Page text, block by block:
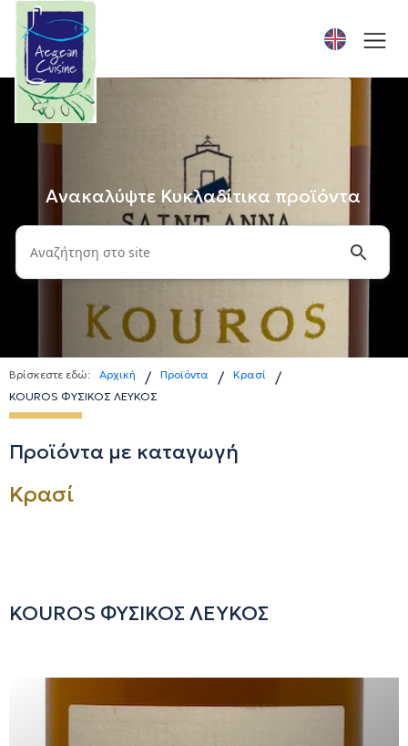
Ανακαλύψτε Κυκλαδίτικα προϊόντα
Βρίσκεστε εδώ: Αρχική / Προϊόντα / Κρασί /
KOUROS ΦΥΣΙΚΟΣ ΛΕΥΚΟΣ
Προϊόντα με καταγωγή
Κρασί
KOUROS ΦΥΣΙΚΟΣ ΛΕΥΚΟΣ